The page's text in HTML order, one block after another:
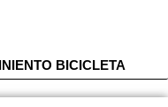
BICICLETA